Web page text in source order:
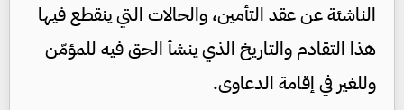
الناشئة عن عقد التأمين، والحالات التي ينقطع فيها
هذا التقادم والتاريخ الذي ينشأ الحق فيه للمؤمّن
وللغير في إقامة الدعاوى.